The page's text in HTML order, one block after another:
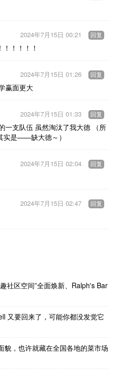
！！！！
2024年7月15日 00:21 回复
赢面更大
2024年7月15日 01:26 回复
一支队伍 虽然淘汰了我大德 （所
实是——缺大德～）
2024年7月15日 01:33 回复
2024年7月15日 02:04 回复
2024年7月15日 02:47 回复
社区空间”全面焕新、Ralph's Bar
又要回来了，可能你都没发觉它
貌，也许就藏在全国各地的菜市场